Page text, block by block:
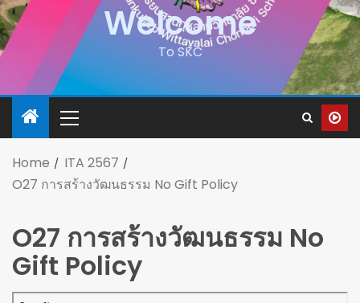
Welcome
To SKC
Home
ITA 2567
O27 การสร้างวัฒนธรรม No Gift Policy
O27 การสร้างวัฒนธรรม No
Gift Policy